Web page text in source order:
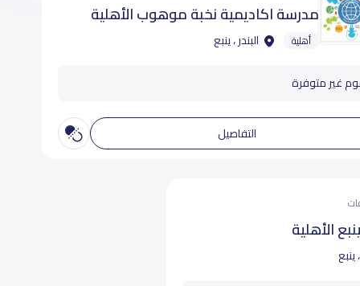
مدرسة اكاديمية نخبة موهوب الأهلية
أهلية البندر ، ينبع
غير متوفرة
التفاصيل
الأهلية
ينبع